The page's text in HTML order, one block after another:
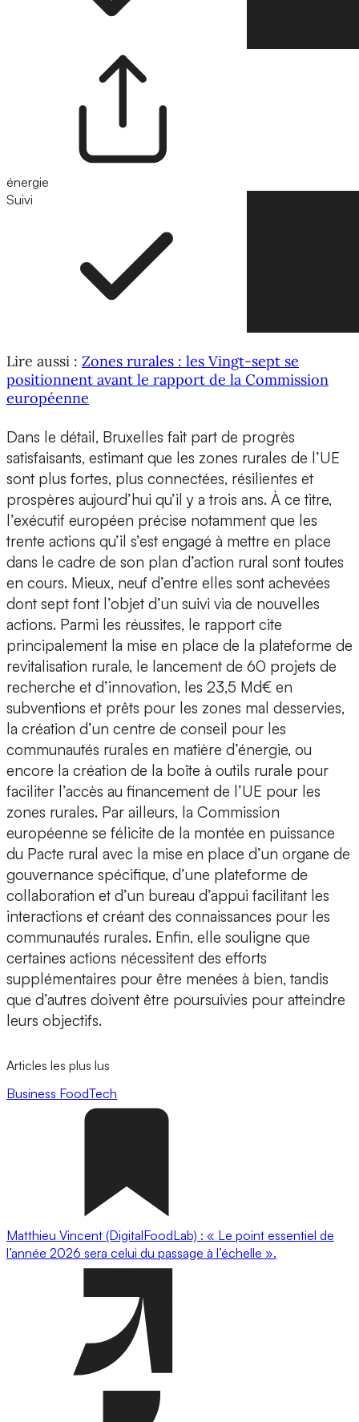
énergie
Suivi
Lire aussi : Zones rurales : les Vingt-sept se
positionnent avant le rapport de la Commission
européenne
Dans le détail, Bruxelles fait part de progrès
satisfaisants, estimant que les zones rurales de l’UE
sont plus fortes, plus connectées, résilientes et
prospères aujourd’hui qu’il y a trois ans. À ce titre,
l’exécutif européen précise notamment que les
trente actions qu’il s’est engagé à mettre en place
dans le cadre de son plan d’action rural sont toutes
en cours. Mieux, neuf d’entre elles sont achevées
dont sept font l’objet d’un suivi via de nouvelles
actions. Parmi les réussites, le rapport cite
principalement la mise en place de la plateforme de
revitalisation rurale, le lancement de 60 projets de
recherche et d’innovation, les 23,5 Md€ en
subventions et prêts pour les zones mal desservies,
la création d’un centre de conseil pour les
communautés rurales en matière d’énergie, ou
encore la création de la boîte à outils rurale pour
faciliter l’accès au financement de l’UE pour les
zones rurales. Par ailleurs, la Commission
européenne se félicite de la montée en puissance
du Pacte rural avec la mise en place d’un organe de
gouvernance spécifique, d’une plateforme de
collaboration et d’un bureau d’appui facilitant les
interactions et créant des connaissances pour les
communautés rurales. Enfin, elle souligne que
certaines actions nécessitent des efforts
supplémentaires pour être menées à bien, tandis
que d’autres doivent être poursuivies pour atteindre
leurs objectifs.
Articles les plus lus
Business FoodTech
Matthieu Vincent (DigitalFoodLab) : « Le point essentiel de
l’année 2026 sera celui du passage à l’échelle ».